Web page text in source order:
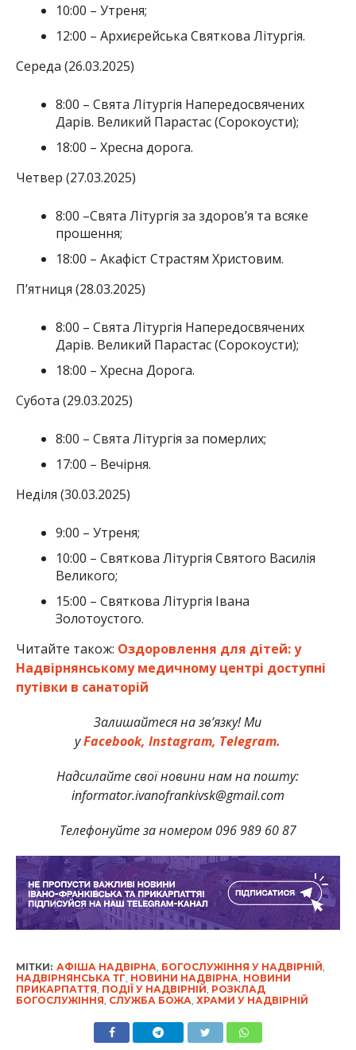
10:00 – Утреня;
12:00 – Архиєрейська Святкова Літургія.
Середа (26.03.2025)
8:00 – Свята Літургія Напередосвячених
Дарів. Великий Парастас (Сорокоусти);
18:00 – Хресна дорога.
Четвер (27.03.2025)
8:00 –Свята Літургія за здоров’я та всяке
прошення;
18:00 – Акафіст Страстям Христовим.
П’ятниця (28.03.2025)
8:00 – Свята Літургія Напередосвячених
Дарів. Великий Парастас (Сорокоусти);
18:00 – Хресна Дорога.
Субота (29.03.2025)
8:00 – Свята Літургія за померлих;
17:00 – Вечірня.
Неділя (30.03.2025)
9:00 – Утреня;
10:00 – Святкова Літургія Святого Василія
Великого;
15:00 – Святкова Літургія Івана
Золотоустого.
Читайте також: Оздоровлення для дітей: у
Надвірнянському медичному центрі доступні
путівки в санаторій
Залишайтеся на зв’язку! Ми
уFacebook, Instagram, Telegram.
Надсилайте свої новини нам на пошту:
informator.ivanofrankivsk@gmail.com
Телефонуйте за номером 096 989 60 87
МІТКИ: АФІША НАДВІРНА, БОГОСЛУЖІННЯ У НАДВІРНІЙ,
НАДВІРНЯНСЬКА ТГ, НОВИНИ НАДВІРНА, НОВИНИ
ПРИКАРПАТТЯ, ПОДІЇ У НАДВІРНІЙ, РОЗКЛАД
БОГОСЛУЖІННЯ, СЛУЖБА БОЖА, ХРАМИ У НАДВІРНІЙ